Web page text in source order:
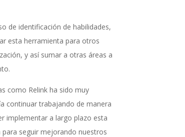
de identificación de habilidades,
esta herramienta para otros
y así sumar a otras áreas a
como Relink ha sido muy
continuar trabajando de manera
implementar a largo plazo esta
seguir mejorando nuestros